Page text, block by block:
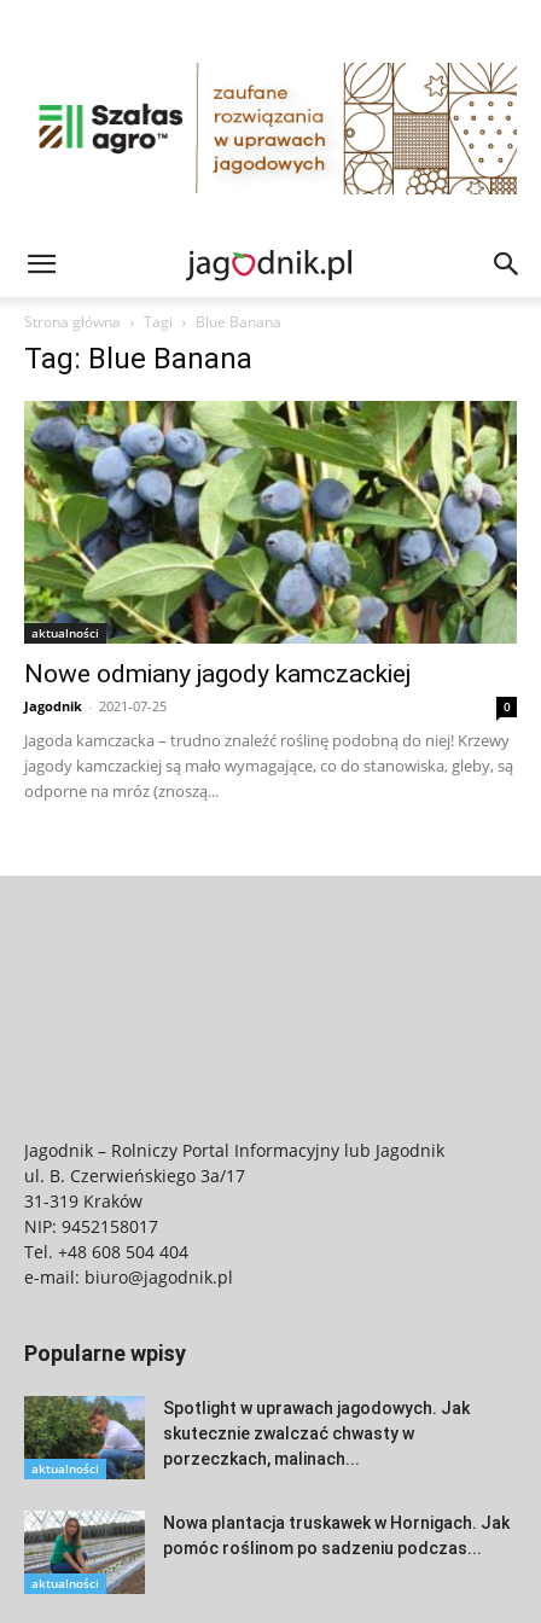
Strona główna Tagi Blue Banana
Tag: Blue Banana
aktualności
Nowe odmiany jagody kamczackiej
Jagodnik - 2021-07-25 0
Jagoda kamczacka – trudno znaleźć roślinę podobną do niej! Krzewy
jagody kamczackiej są mało wymagające, co do stanowiska, gleby, są
odporne na mróz (znoszą...
Jagodnik – Rolniczy Portal Informacyjny lub Jagodnik
ul. B. Czerwieńskiego 3a/17
31-319 Kraków
NIP: 9452158017
Tel. +48 608 504 404
e-mail: biuro@jagodnik.pl
Popularne wpisy
aktualności
Spotlight w uprawach jagodowych. Jak
skutecznie zwalczać chwasty w
porzeczkach, malinach...
aktualności
Nowa plantacja truskawek w Hornigach. Jak
pomóc roślinom po sadzeniu podczas...